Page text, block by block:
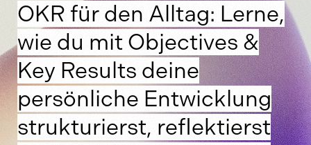
OKR für den Alltag: Lerne,
wie du mit Objectives &
Key Results deine
persönliche Entwicklung
strukturierst, reflektierst